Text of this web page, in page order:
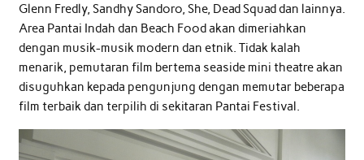
Glenn Fredly, Sandhy Sandoro, She, Dead Squad dan lainnya.
Area Pantai Indah dan Beach Food akan dimeriahkan
dengan musik-musik modern dan etnik. Tidak kalah
menarik, pemutaran film bertema seaside mini theatre akan
disuguhkan kepada pengunjung dengan memutar beberapa
film terbaik dan terpilih di sekitaran Pantai Festival.